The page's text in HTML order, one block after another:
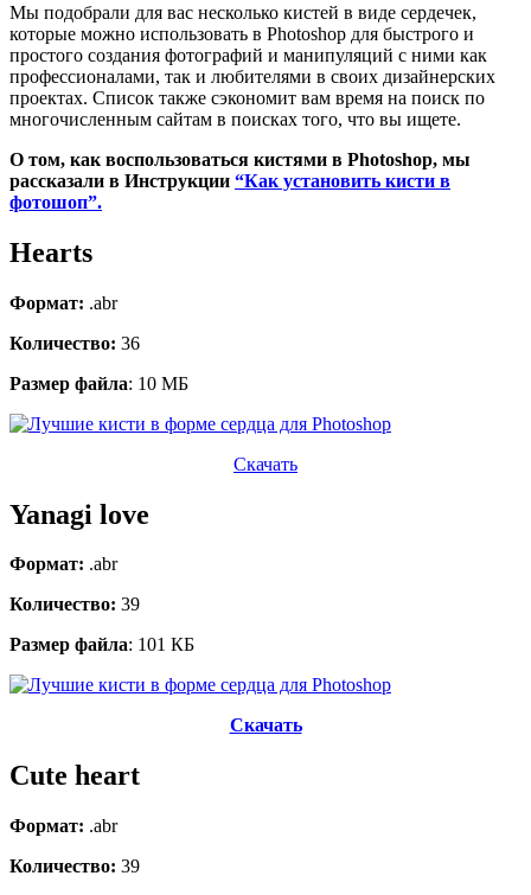
Мы подобрали для вас несколько кистей в виде сердечек,
которые можно использовать в Photoshop для быстрого и
простого создания фотографий и манипуляций с ними как
профессионалами, так и любителями в своих дизайнерских
проектах. Список также сэкономит вам время на поиск по
многочисленным сайтам в поисках того, что вы ищете.
О том, как воспользоваться кистями в Photoshop, мы
рассказали в Инструкции “Как установить кисти в
фотошоп”.
Hearts
Формат: .abr
Количество: 36
Размер файла: 10 МБ
Скачать
Yanagi love
Формат: .abr
Количество: 39
Размер файла: 101 КБ
Скачать
Cute heart
Формат: .abr
Количество: 39